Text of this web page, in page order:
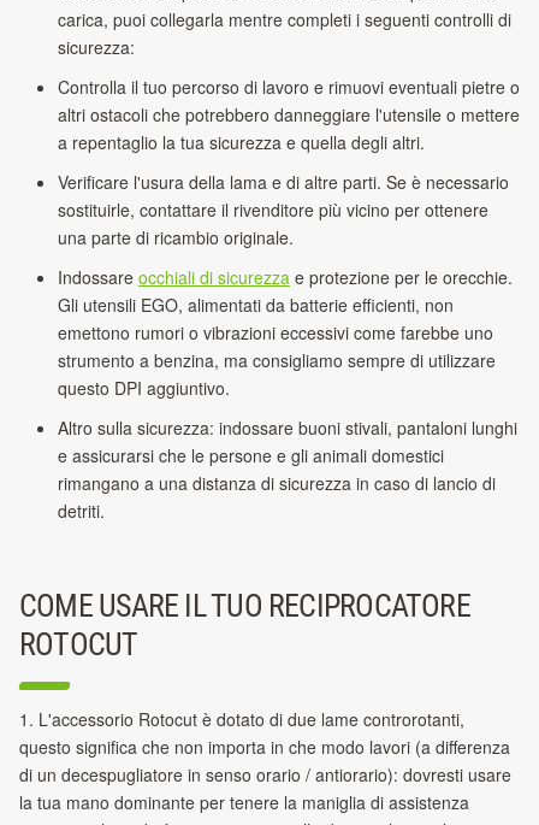
carica, puoi collegarla mentre completi i seguenti controlli di
sicurezza:
Controlla il tuo percorso di lavoro e rimuovi eventuali pietre o
altri ostacoli che potrebbero danneggiare l'utensile o mettere
a repentaglio la tua sicurezza e quella degli altri.
Verificare l'usura della lama e di altre parti. Se è necessario
sostituirle, contattare il rivenditore più vicino per ottenere
una parte di ricambio originale.
Indossare occhiali di sicurezza e protezione per le orecchie.
Gli utensili EGO, alimentati da batterie efficienti, non
emettono rumori o vibrazioni eccessivi come farebbe uno
strumento a benzina, ma consigliamo sempre di utilizzare
questo DPI aggiuntivo.
Altro sulla sicurezza: indossare buoni stivali, pantaloni lunghi
e assicurarsi che le persone e gli animali domestici
rimangano a una distanza di sicurezza in caso di lancio di
detriti.
COME USARE IL TUO RECIPROCATORE
ROTOCUT
1. L'accessorio Rotocut è dotato di due lame controrotanti,
questo significa che non importa in che modo lavori (a differenza
di un decespugliatore in senso orario / antiorario): dovresti usare
la tua mano dominante per tenere la maniglia di assistenza